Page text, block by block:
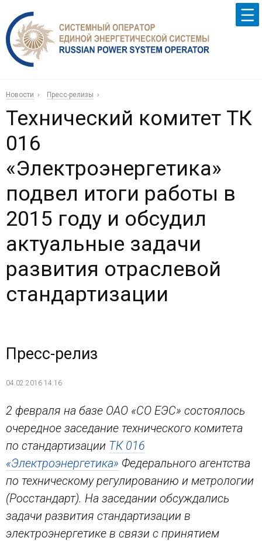
Новости Пресс-релизы
Технический комитет ТК
016
«Электроэнергетика»
подвел итоги работы в
2015 году и обсудил
актуальные задачи
развития отраслевой
стандартизации
Пресс-релиз
04.02.2016 14:16
2 февраля на базе ОАО «СО ЕЭС» состоялось
очередное заседание технического комитета
по стандартизации ТК 016
«Электроэнергетика» Федерального агентства
по техническому регулированию и метрологии
(Росстандарт). На заседании обсуждались
задачи развития стандартизации в
электроэнергетике в связи с принятием